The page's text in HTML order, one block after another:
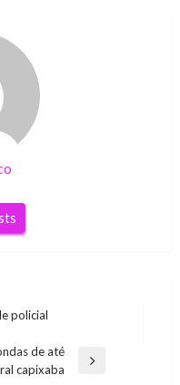
policial
de até
capixaba